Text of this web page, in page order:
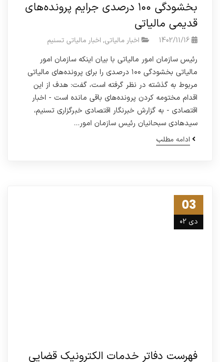
بخشودگی ۱۰۰ درصدی جرایم پرونده‌های
قدیمی مالیاتی
1402/11/16 اخبار مالیاتی, اخبار مالیاتی تسنیم
رئیس سازمان امور مالیاتی با بیان اینکه سازمان امور
مالیاتی بخشودگی ۱۰۰ درصدی را برای پرونده‌های مالیاتی
مربوط به گذشته در نظر گرفته است، گفت: هدف از این
اقدام مختومه کردن پرونده‌های باقی مانده است - اخبار
اقتصادی - به گزارش خبرنگار اقتصادی خبرگزاری تسنیم،
سیدهادی سبحانیان رئیس سازمان امور…
ادامه مطلب
03
دی 02
فهرست دفاتر خدمات الکترونیک قضایی